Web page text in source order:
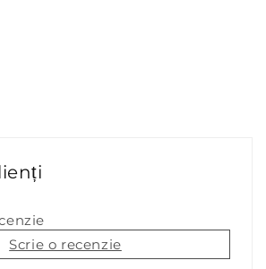
Scrie o recenzie